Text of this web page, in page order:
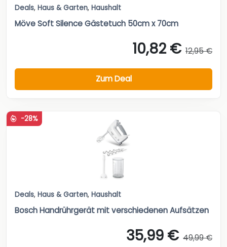
Deals, Haus & Garten, Haushalt
Möve Soft Silence Gästetuch 50cm x 70cm
10,82 € 12,95 €
Zum Deal
-28%
Deals, Haus & Garten, Haushalt
Bosch Handrührgerät mit verschiedenen Aufsätzen
35,99 € 49,99 €